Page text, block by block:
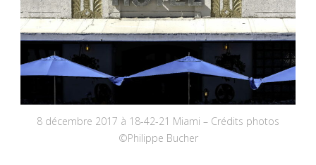
8 décembre 2017 à 18-42-21 Miami – Crédits photos
©Philippe Bucher